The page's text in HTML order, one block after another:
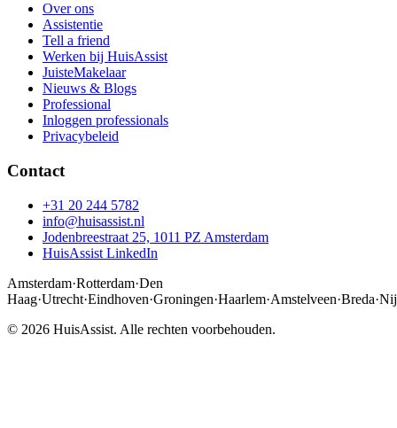
Over ons
Assistentie
Tell a friend
Werken bij HuisAssist
JuisteMakelaar
Nieuws & Blogs
Professional
Inloggen professionals
Privacybeleid
Contact
+31 20 244 5782
info@huisassist.nl
Jodenbreestraat 25, 1011 PZ Amsterdam
HuisAssist LinkedIn
Amsterdam·Rotterdam·Den
Haag·Utrecht·Eindhoven·Groningen·Haarlem·Amstelveen·Breda·
© 2026 HuisAssist. Alle rechten voorbehouden.